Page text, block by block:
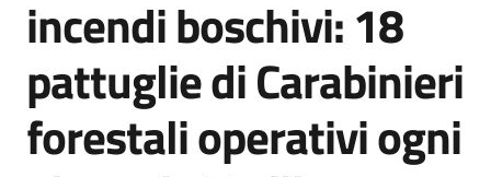
informazione
e
comunicazione
Seguici
incendi boschivi: 18
pattuglie di Carabinieri
forestali operativi ogni